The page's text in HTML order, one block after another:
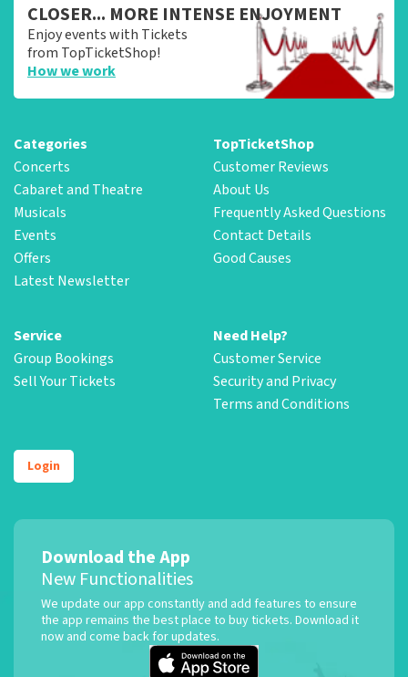
CLOSER... MORE INTENSE ENJOYMENT
Enjoy events with Tickets
from TopTicketShop!
How we work
Categories
Concerts
Cabaret and Theatre
Musicals
Events
Offers
Latest Newsletter
TopTicketShop
Customer Reviews
About Us
Frequently Asked Questions
Contact Details
Good Causes
Service
Group Bookings
Sell Your Tickets
Need Help?
Customer Service
Security and Privacy
Terms and Conditions
Login
Download the App
New Functionalities
We update our app constantly and add features to ensure
the app remains the best place to buy tickets. Download it
now and come back for updates.